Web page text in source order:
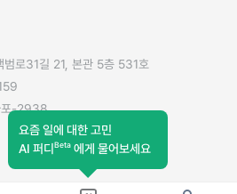
로31길 21, 본관 5층 531호
포-2938
요즘 일에 대한 고민
AI 퍼디Beta 에게 물어보세요